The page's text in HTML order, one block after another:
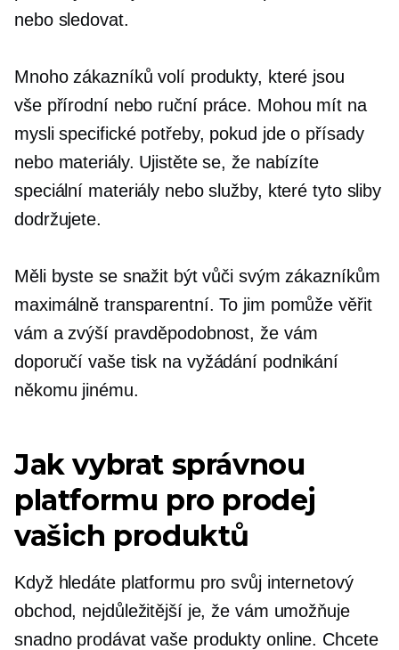
nebo sledovat.
Mnoho zákazníků volí produkty, které jsou
vše přírodnínebo ruční práce. Mohou mít na
mysli specifické potřeby, pokud jde o přísady
nebo materiály. Ujistěte se, že nabízíte
speciální materiály nebo služby, které tyto sliby
dodržujete.
Měli byste se snažit být vůči svým zákazníkům
maximálně transparentní. To jim pomůže věřit
vám a zvýší pravděpodobnost, že vám
doporučí vaše tisk na vyžádání podnikání
někomu jinému.
Jak vybrat správnou
platformu pro prodej
vašich produktů
Když hledáte platformu pro svůj internetový
obchod, nejdůležitější je, že vám umožňuje
snadno prodávat vaše produkty online. Chcete